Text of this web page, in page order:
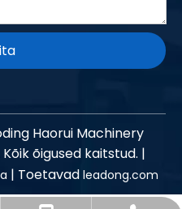
Haorui Machinery
õigused kaitstud. |
| Toetavad leadong.com